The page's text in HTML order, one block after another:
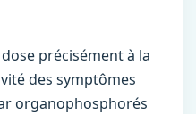
précisément à la
des symptômes
organophosphorés